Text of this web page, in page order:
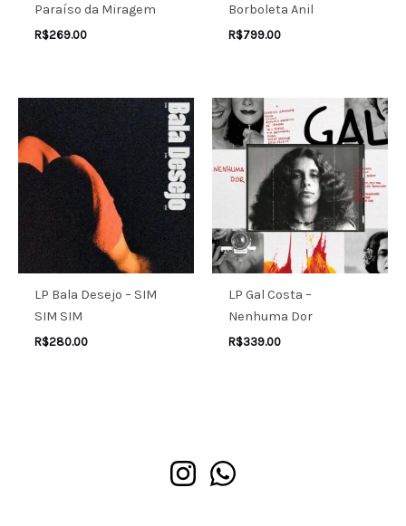
Paraíso da Miragem
R$269.00
Borboleta Anil
R$799.00
LP Bala Desejo – SIM
SIM SIM
R$280.00
LP Gal Costa –
Nenhuma Dor
R$339.00